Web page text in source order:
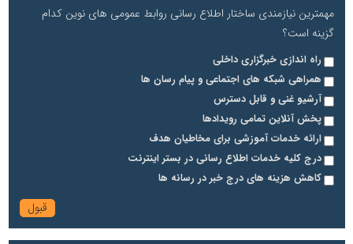
مهمترین نیازمندی ساختار اطلاع رسانی روابط عمومی های نوین کدام
گزینه است؟
راه اندازی خبرگزاری داخلی
همراهی شبکه های اجتماعی و پیام رسان ها
آرشیو غنی و قابل دسترس
پخش آنلاین تمامی رویدادها
ارائه خدمات آموزشی برای مخاطیان هدف
درج کلیه خدمات اطلاع رسانی در بستر اینترنت
کاهش هزینه های درج خبر در رسانه ها